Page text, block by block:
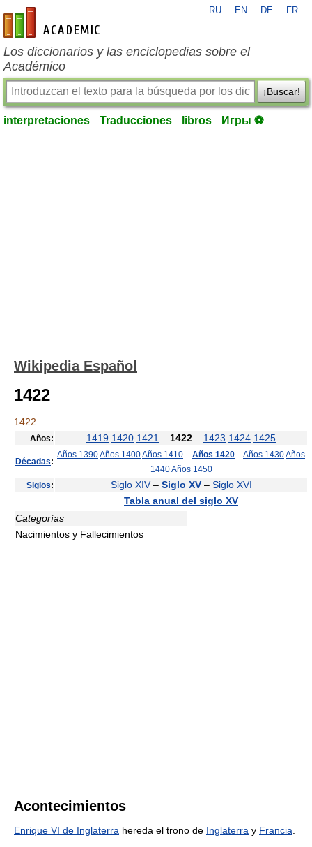
es-academic.com
RU EN DE FR
Los diccionarios y las enciclopedias sobre el
Académico
¡Buscar!
interpretaciones Traducciones libros Игры ⚽
Wikipedia Español
1422
1422
Años: 1419 1420 1421 – 1422 – 1423 1424 1425
Décadas:
Años 1390Años 1400Años 1410 – Años 1420 –Años 1430Años
1440Años 1450
Siglos: Siglo XIV– Siglo XV– Siglo XVI
Tabla anual del siglo XV
Categorías
Nacimientos y Fallecimientos
Acontecimientos
Enrique VI de Inglaterra hereda el trono de Inglaterra y Francia